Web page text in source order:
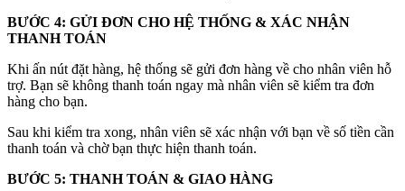
BƯỚC 4: GỬI ĐƠN CHO HỆ THỐNG & XÁC NHẬN
THANH TOÁN
Khi ấn nút đặt hàng, hệ thống sẽ gửi đơn hàng về cho nhân viên hỗ
trợ. Bạn sẽ không thanh toán ngay mà nhân viên sẽ kiểm tra đơn
hàng cho bạn.
Sau khi kiểm tra xong, nhân viên sẽ xác nhận với bạn về số tiền cần
thanh toán và chờ bạn thực hiện thanh toán.
BƯỚC 5: THANH TOÁN & GIAO HÀNG